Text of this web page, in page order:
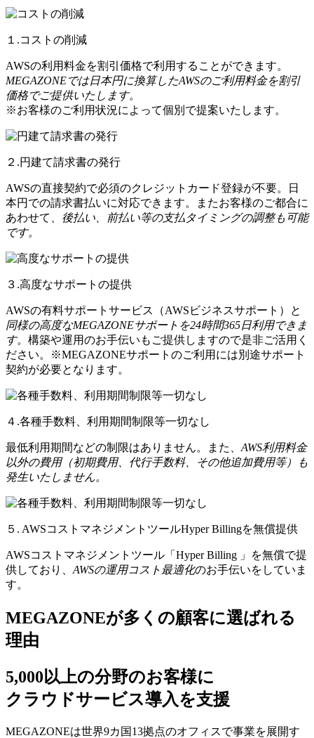
１.コストの削減
AWSの利用料金を割引価格で利用することができます。
MEGAZONEでは日本円に換算したAWSのご利用料金を割引
価格でご提供いたします。
※お客様のご利用状況によって個別で提案いたします。
２.円建て請求書の発行
AWSの直接契約で必須のクレジットカード登録が不要。日
本円での請求書払いに対応できます。またお客様のご都合に
あわせて、 後払い、前払い等の支払タイミングの調整も可能
です。
３.高度なサポートの提供
AWSの有料サポートサービス（AWSビジネスサポート）と
同様の高度なMEGAZONEサポートを24時間365日利用できま
す。 構築や運用のお手伝いもご提供しますので是非ご活用く
ださい。※MEGAZONEサポートのご利用には別途サポート
契約が必要となります。
４.各種手数料、利用期間制限等一切なし
最低利用期間などの制限はありません。また、 AWS利用料金
以外の費用（初期費用、代行手数料、その他追加費用等）も
発生いたしません。
５. AWSコストマネジメントツールHyper Billingを無償提供
AWSコストマネジメントツール「Hyper Billing 」を無償で提
供しており、 AWSの運⽤コスト最適化のお⼿伝いをしていま
す。
MEGAZONEが多くの顧客に選ばれる
理由
5,000以上の分野のお客様に
クラウドサービス導入を支援
MEGAZONEは世界9カ国13拠点のオフィスで事業を展開す